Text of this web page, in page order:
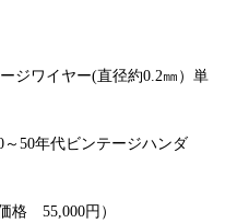
ジワイヤー(直径約0.2㎜）単
～50年代ビンテージハンダ
格 55,000円）